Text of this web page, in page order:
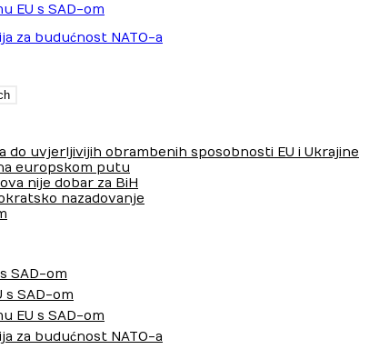
EU s SAD-om
za budućnost NATO-a
do uvjerljivijih obrambenih sposobnosti EU i Ukrajine
europskom putu
nije dobar za BiH
nazadovanje
SAD-om
s SAD-om
EU s SAD-om
za budućnost NATO-a